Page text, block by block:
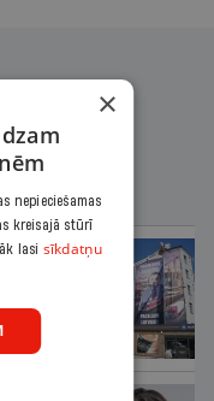
par
×
nepieciešamas
kreisajā stūrī
lasi sīkdatņu